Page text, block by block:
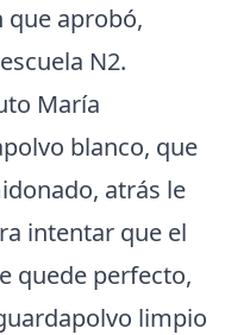
que aprobó,
N2.
María
blanco, que
atrás le
intentar que el
quede perfecto,
limpio